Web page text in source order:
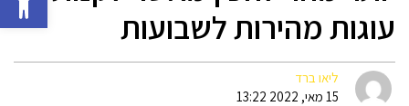
עוגות מהירות לשבועות
ליאו ברד
15 מאי, 2022 13:22